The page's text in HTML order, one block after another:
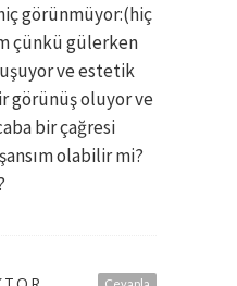
görünmüyor:(hiç
çünkü gülerken
ve estetik
görünüş oluyor ve
bir çağresi
olabilir mi?
Cevapla